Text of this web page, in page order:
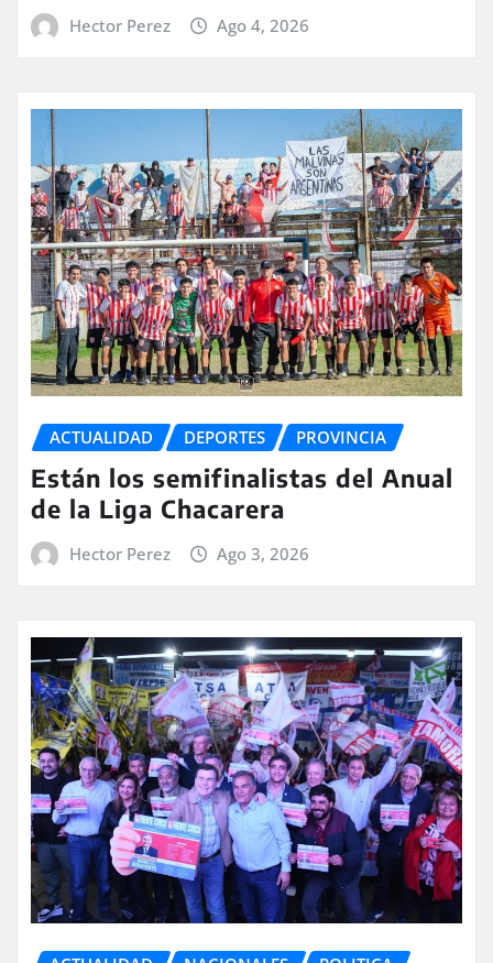
Hector Perez Ago 4, 2026
ACTUALIDAD DEPORTES PROVINCIA
Están los semifinalistas del Anual
de la Liga Chacarera
Hector Perez Ago 3, 2026